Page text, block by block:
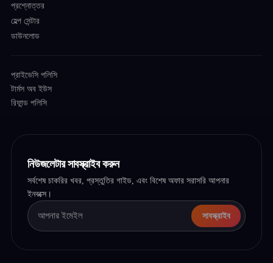
প্রশ্নোত্তর
হেল্প সেন্টার
ডাউনলোড
প্রাইভেসি পলিসি
টার্মস অব ইউস
রিফান্ড পলিসি
নিউজলেটার সাবস্ক্রাইব করুন
সর্বশেষ চাকরির খবর, প্রস্তুতির গাইড, এবং বিশেষ অফার সরাসরি আপনার
ইনবক্সে।
সাবস্ক্রাইব